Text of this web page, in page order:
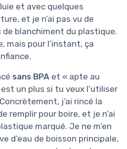
et avec quelques
et je n’ai pas vu de
blanchiment du plastique.
mais pour l’instant, ça
sans BPA et « apte au
un plus si tu veux l’utiliser
j’ai rincé la
remplir pour boire, et je n’ai
marqué. Je ne m’en
d’eau de boisson principale,